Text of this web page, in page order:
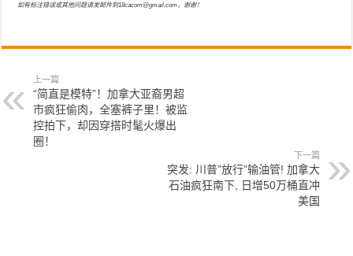
如有标注错误或其他问题请发邮件到18cacom@gmail.com，谢谢！
上一篇
“简直是模特”！加拿大亚裔男超
市疯狂偷肉，全塞裤子里！被监
控拍下，却因穿搭时髦火爆出
圈！
下一篇
突发: 川普”放行”输油管! 加拿大
石油疯狂南下, 日增50万桶直冲
美国